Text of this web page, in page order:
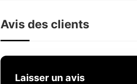
Avis des clients
Laisser un avis